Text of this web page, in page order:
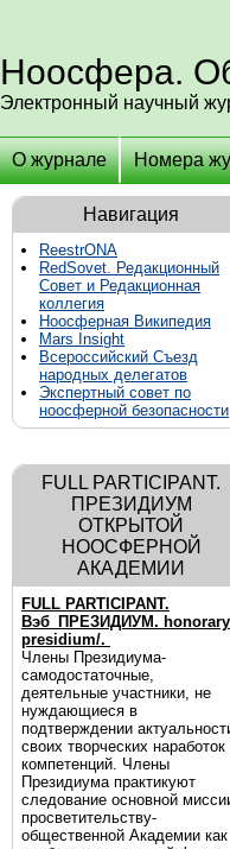
Ноосфера.
Электронный научный
О журнале Номера
Навигация
ReestrONA
RedSovet. Редакционный
Совет и Редакционная
коллегия
Ноосферная Википедия
Mars Insight
Всероссийский Съезд
народных делегатов
Экспертный совет по
ноосферной безопасности
FULL PARTICIPANT.
ПРЕЗИДИУМ
ОТКРЫТОЙ
НООСФЕРНОЙ
АКАДЕМИИ
FULL PARTICIPANT.
Вэб_ПРЕЗИДИУМ. honorary
presidium/.
Члены Президиума-
самодостаточные,
деятельные участники, не
нуждающиеся в
подтверждении
своих творческих наработок
компетенций. Члены
Президиума практикуют
следование основной
просветительству-
общественной Академии как